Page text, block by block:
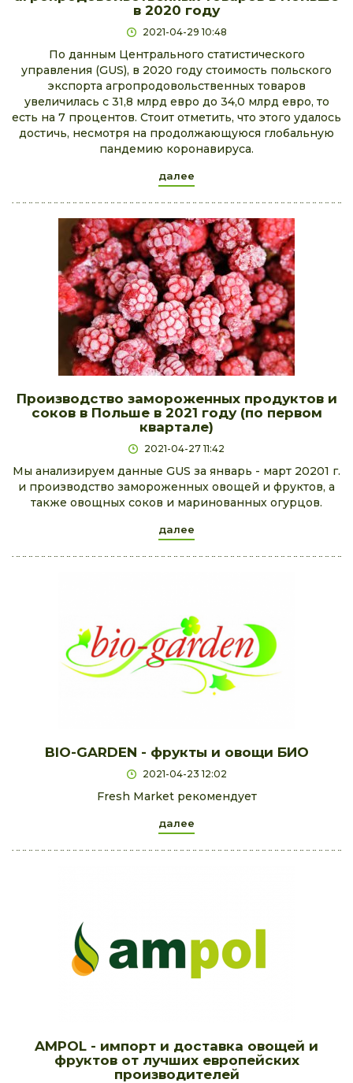
в 2020 году
2021-04-29 10:48
По данным Центрального статистического
управления (GUS), в 2020 году стоимость польского
экспорта агропродовольственных товаров
увеличилась с 31,8 млрд евро до 34,0 млрд евро, то
есть на 7 процентов. Стоит отметить, что этого удалось
достичь, несмотря на продолжающуюся глобальную
пандемию коронавируса.
далее
Производство замороженных продуктов и
соков в Польше в 2021 году (по первом
квартале)
2021-04-27 11:42
Мы анализируем данные GUS за январь - март 20201 г.
и производство замороженных овощей и фруктов, а
также овощных соков и маринованных огурцов.
далее
BIO-GARDEN - фрукты и овощи БИО
2021-04-23 12:02
Fresh Market рекомендует
далее
AMPOL - импорт и доставка овощей и
фруктов от лучших европейских
производителей